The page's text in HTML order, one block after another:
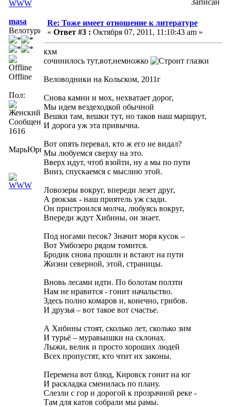
masa
Велотурист
Offline
Пол:
Сообщений:
1616
МарьЮрьна
Re: Тоже имеет отношение к литературе
« Ответ #3 : Октября 07, 2011, 11:10:43 am »
кхм
сочинилось тут,вот,немножко
Веловодники на Кольском, 2011г
Снова камни и мох, нехватает дорог,
Мы идем вездеходкой обычной
Вешки там, вешки тут, но таков наш маршрут,
И дорога уж эта привычна.
Вот опять перевал, кто ж его не видал?
Мы любуемся сверху на это.
Вверх идут, чтоб взойти, ну а мы по пути
Вниз, спускаемся с мыслию этой.
Ловозеры вокруг, впереди лезет друг,
А рюкзак - наш приятель уж сзади.
Он пристроился молча, любуясь вокруг,
Впереди ждут Хибины, он знает.
Под ногами песок? Значит моря кусок –
Вот Умбозеро рядом томится.
Бродик снова прошли и встают на пути
Жизни северной, этой, страницы.
Вновь лесами идти. По болотам ползти
Нам не нравится - гонит начальство.
Здесь полно комаров и, конечно, грибов.
И друзья – вот такое вот счастье.
А Хибины стоят, сколько лет, сколько зим
И турьё – муравьишки на склонах.
Лыжи, велик и просто хороших людей
Всех пропустят, кто чтит их законы.
Перемена вот блюд, Кировск гонит на юг
И раскладка сменилась по плану.
Слезли с гор и дорогой к прозрачной реке -
Там для катов собрали мы рамы.